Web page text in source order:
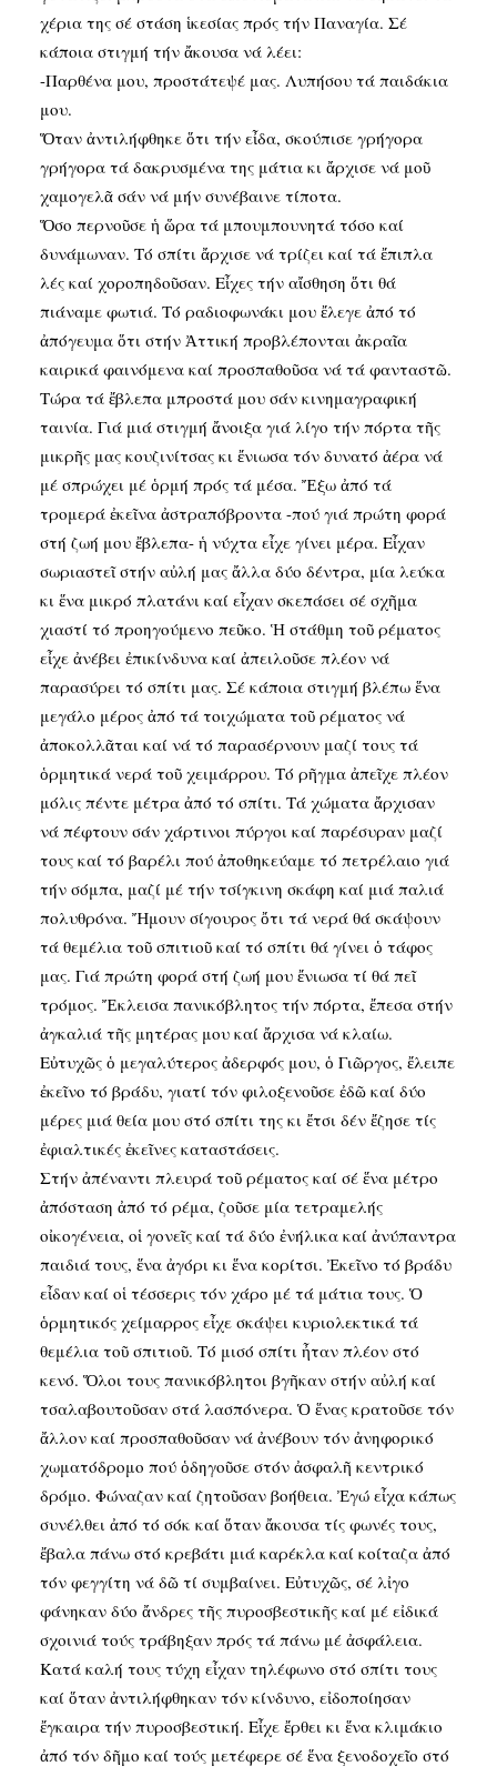
χέρια της σέ στάση ἱκεσίας πρός τήν Παναγία. Σέ
κάποια στιγμή τήν ἄκουσα νά λέει:
-Παρθένα μου, προστάτεψέ μας. Λυπήσου τά παιδάκια
μου.
Ὅταν ἀντιλήφθηκε ὅτι τήν εἶδα, σκούπισε γρήγορα
γρήγορα τά δακρυσμένα της μάτια κι ἄρχισε νά μοῦ
χαμογελᾶ σάν νά μήν συνέβαινε τίποτα.
Ὅσο περνοῦσε ἡ ὥρα τά μπουμπουνητά τόσο καί
δυνάμωναν. Τό σπίτι ἄρχισε νά τρίζει καί τά ἔπιπλα
λές καί χοροπηδοῦσαν. Εἶχες τήν αἴσθηση ὅτι θά
πιάναμε φωτιά. Τό ραδιοφωνάκι μου ἔλεγε ἀπό τό
ἀπόγευμα ὅτι στήν Ἀττική προβλέπονται ἀκραῖα
καιρικά φαινόμενα καί προσπαθοῦσα νά τά φανταστῶ.
Τώρα τά ἔβλεπα μπροστά μου σάν κινημαγραφική
ταινία. Γιά μιά στιγμή ἄνοιξα γιά λίγο τήν πόρτα τῆς
μικρῆς μας κουζινίτσας κι ἔνιωσα τόν δυνατό ἀέρα νά
μέ σπρώχει μέ ὁρμή πρός τά μέσα. Ἔξω ἀπό τά
τρομερά ἐκεῖνα ἀστραπόβροντα -πού γιά πρώτη φορά
στή ζωή μου ἔβλεπα- ἡ νύχτα εἶχε γίνει μέρα. Εἶχαν
σωριαστεῖ στήν αὐλή μας ἄλλα δύο δέντρα, μία λεύκα
κι ἕνα μικρό πλατάνι καί εἶχαν σκεπάσει σέ σχῆμα
χιαστί τό προηγούμενο πεῦκο. Ἡ στάθμη τοῦ ρέματος
εἶχε ἀνέβει ἐπικίνδυνα καί ἀπειλοῦσε πλέον νά
παρασύρει τό σπίτι μας. Σέ κάποια στιγμή βλέπω ἕνα
μεγάλο μέρος ἀπό τά τοιχώματα τοῦ ρέματος νά
ἀποκολλᾶται καί νά τό παρασέρνουν μαζί τους τά
ὁρμητικά νερά τοῦ χειμάρρου. Τό ρῆγμα ἀπεῖχε πλέον
μόλις πέντε μέτρα ἀπό τό σπίτι. Τά χώματα ἄρχισαν
νά πέφτουν σάν χάρτινοι πύργοι καί παρέσυραν μαζί
τους καί τό βαρέλι πού ἀποθηκεύαμε τό πετρέλαιο γιά
τήν σόμπα, μαζί μέ τήν τσίγκινη σκάφη καί μιά παλιά
πολυθρόνα. Ἤμουν σίγουρος ὄτι τά νερά θά σκάψουν
τά θεμέλια τοῦ σπιτιοῦ καί τό σπίτι θά γίνει ὁ τάφος
μας. Γιά πρώτη φορά στή ζωή μου ἔνιωσα τί θά πεῖ
τρόμος. Ἔκλεισα πανικόβλητος τήν πόρτα, ἔπεσα στήν
ἀγκαλιά τῆς μητέρας μου καί ἄρχισα νά κλαίω.
Εὐτυχῶς ὁ μεγαλύτερος ἀδερφός μου, ὁ Γιῶργος, ἔλειπε
ἐκεῖνο τό βράδυ, γιατί τόν φιλοξενοῦσε ἐδῶ καί δύο
μέρες μιά θεία μου στό σπίτι της κι ἔτσι δέν ἔζησε τίς
ἐφιαλτικές ἐκεῖνες καταστάσεις.
Στήν ἀπέναντι πλευρά τοῦ ρέματος καί σέ ἕνα μέτρο
ἀπόσταση ἀπό τό ρέμα, ζοῦσε μία τετραμελής
οἰκογένεια, οἱ γονεῖς καί τά δύο ἐνήλικα καί ἀνύπαντρα
παιδιά τους, ἕνα ἀγόρι κι ἕνα κορίτσι. Ἐκεῖνο τό βράδυ
εἶδαν καί οἱ τέσσερις τόν χάρο μέ τά μάτια τους. Ὁ
ὁρμητικός χείμαρρος εἶχε σκάψει κυριολεκτικά τά
θεμέλια τοῦ σπιτιοῦ. Τό μισό σπίτι ἦταν πλέον στό
κενό. Ὅλοι τους πανικόβλητοι βγῆκαν στήν αὐλή καί
τσαλαβουτοῦσαν στά λασπόνερα. Ὁ ἕνας κρατοῦσε τόν
ἄλλον καί προσπαθοῦσαν νά ἀνέβουν τόν ἀνηφορικό
χωματόδρομο πού ὁδηγοῦσε στόν ἀσφαλῆ κεντρικό
δρόμο. Φώναζαν καί ζητοῦσαν βοήθεια. Ἐγώ εἶχα κάπως
συνέλθει ἀπό τό σόκ καί ὅταν ἄκουσα τίς φωνές τους,
ἔβαλα πάνω στό κρεβάτι μιά καρέκλα καί κοίταζα ἀπό
τόν φεγγίτη νά δῶ τί συμβαίνει. Εὐτυχῶς, σέ λἰγο
φάνηκαν δύο ἄνδρες τῆς πυροσβεστικῆς καί μέ εἰδικά
σχοινιά τούς τράβηξαν πρός τά πάνω μέ ἀσφάλεια.
Κατά καλή τους τύχη εἶχαν τηλέφωνο στό σπίτι τους
καί ὅταν ἀντιλήφθηκαν τόν κίνδυνο, εἰδοποίησαν
ἔγκαιρα τήν πυροσβεστική. Εἶχε ἔρθει κι ἕνα κλιμάκιο
ἀπό τόν δῆμο καί τούς μετέφερε σέ ἕνα ξενοδοχεῖο στό